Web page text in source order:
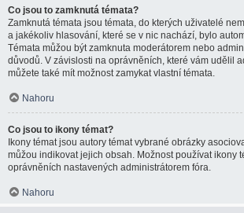
Co jsou to zamknutá témata?
Zamknutá témata jsou témata, do kterých uživatelé
a jakékoliv hlasování, které se v nic nachází, bylo
Témata můžou být zamknuta moderátorem nebo
důvodů. V závislosti na oprávněních, které vám udělil
můžete také mít možnost zamykat vlastní témata.
Nahoru
Co jsou to ikony témat?
Ikony témat jsou autory témat vybrané obrázky
můžou indikovat jejich obsah. Možnost používat ikony
oprávněních nastavených administrátorem fóra.
Nahoru